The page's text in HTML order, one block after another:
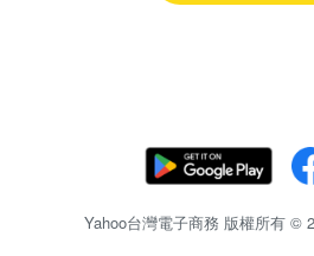
Yahoo台灣電子商務 版權所有 ©